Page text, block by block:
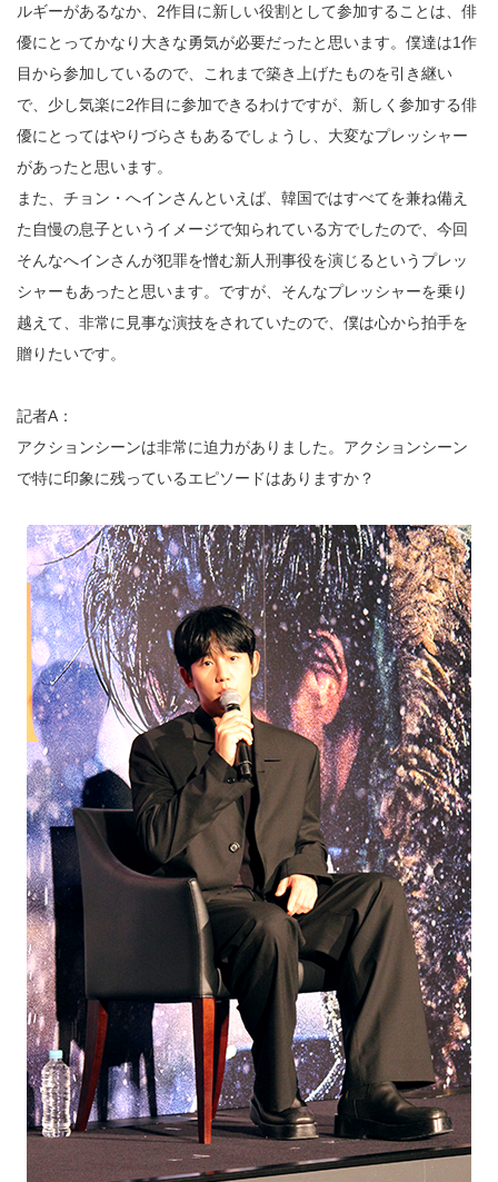
ルギーがあるなか、2作目に新しい役割として参加することは、俳
優にとってかなり大きな勇気が必要だったと思います。僕達は1作
目から参加しているので、これまで築き上げたものを引き継い
で、少し気楽に2作目に参加できるわけですが、新しく参加する俳
優にとってはやりづらさもあるでしょうし、大変なプレッシャー
があったと思います。
また、チョン・へインさんといえば、韓国ではすべてを兼ね備え
た自慢の息子というイメージで知られている方でしたので、今回
そんなへインさんが犯罪を憎む新人刑事役を演じるというプレッ
シャーもあったと思います。ですが、そんなプレッシャーを乗り
越えて、非常に見事な演技をされていたので、僕は心から拍手を
贈りたいです。
記者A：
アクションシーンは非常に迫力がありました。アクションシーン
で特に印象に残っているエピソードはありますか？